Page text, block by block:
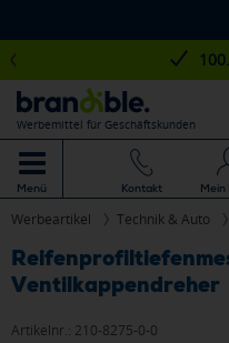
Werbemittel für Geschäftskunden
Menü Kontakt Mein
Werbeartikel Technik & Auto
Ventilkappendreher
Artikelnr.: 210-8275-0-0